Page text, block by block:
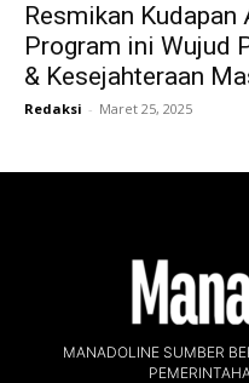
Resmikan Kudapan
Program ini Wujud
& Kesejahteraan
Redaksi - Maret 25, 2025
MANADOLINE SUMBER